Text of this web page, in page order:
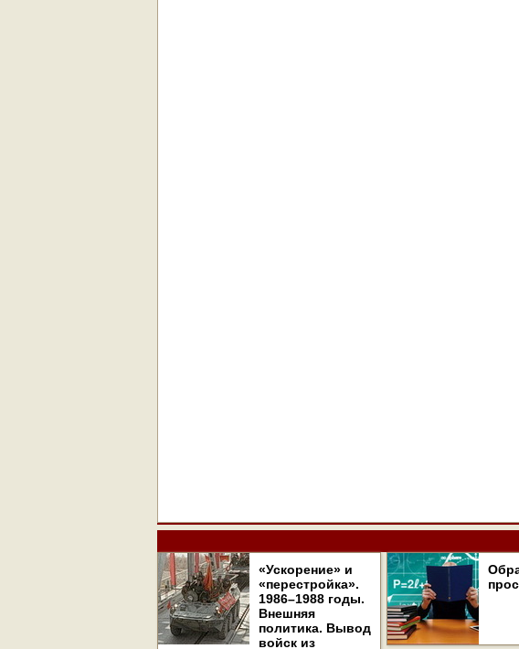
«Ускорение» и
«перестройка».
1986–1988 годы.
Внешняя
политика. Вывод
войск из